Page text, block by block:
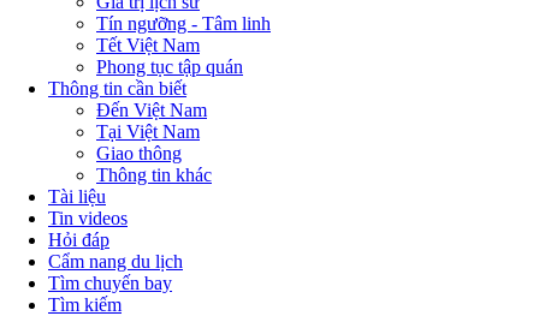
Tín ngưỡng - Tâm linh
Tết Việt Nam
Phong tục tập quán
Thông tin cần biết
Đến Việt Nam
Tại Việt Nam
Giao thông
Thông tin khác
Tài liệu
Tin videos
Hỏi đáp
Cẩm nang du lịch
Tìm chuyến bay
Tìm kiếm